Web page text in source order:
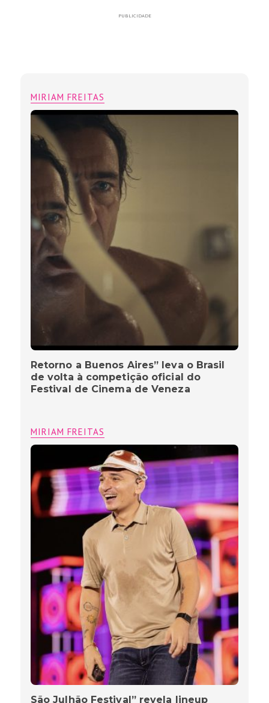
PUBLICIDADE
MIRIAM FREITAS
Retorno a Buenos Aires” leva o Brasil
de volta à competição oficial do
Festival de Cinema de Veneza
MIRIAM FREITAS
São Julhão Festival” revela lineup